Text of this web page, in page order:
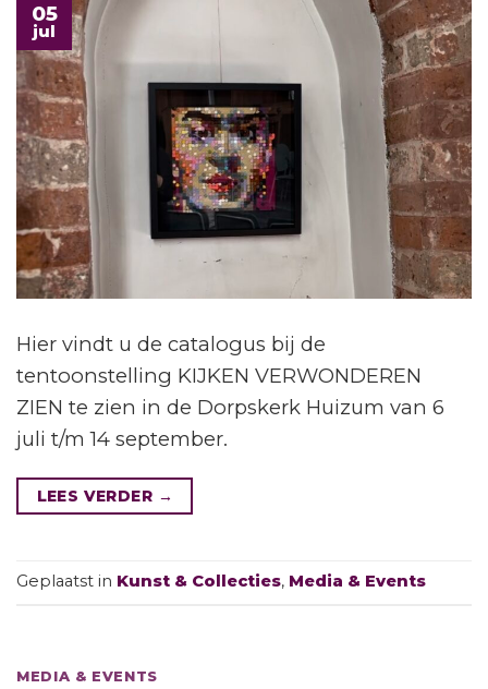
05
jul
Hier vindt u de catalogus bij de
tentoonstelling KIJKEN VERWONDEREN
ZIEN te zien in de Dorpskerk Huizum van 6
juli t/m 14 september.
LEES VERDER →
Geplaatst in Kunst & Collecties, Media & Events
MEDIA & EVENTS